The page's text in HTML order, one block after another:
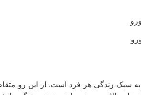
زندگی هر فرد است. از این رو